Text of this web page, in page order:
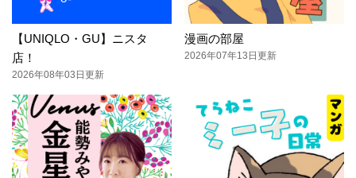
【UNIQLO・GU】ニスタ
店！
2026年08年03日更新
漫画の部屋
2026年07年13日更新